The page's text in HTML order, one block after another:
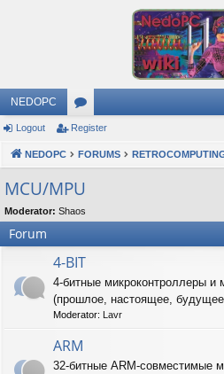
NEDOPC
or
u
m
s
Logout Register
NEDOPC FORUMS
MCU/MPU
Moderator: Shaos
Forum
4-BIT
4-битные микроконтроллеры и
(прошлое, настоящее,
Moderator: Lavr
ARM
32-битные ARM-совместимые